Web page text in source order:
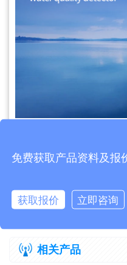
下一篇： 马铃薯晚疫病
相关产品
免费获取产品资料及报
获取报价 立即咨询